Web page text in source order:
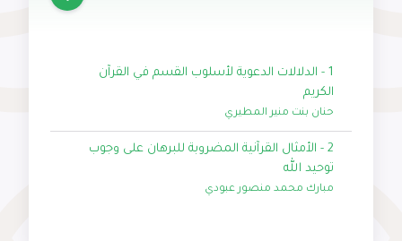
1 - الدلالات الدعوية لأسلوب القسم في القرآن
الكريم
حنان بنت منير المطيري
2 - الأمثال القرآنية المضروبة للبرهان على وجوب
توحيد الله
مبارك محمد منصور عبودي